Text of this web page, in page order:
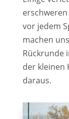
vor jedem
machen
Rückrunde
der kleinen
daraus.